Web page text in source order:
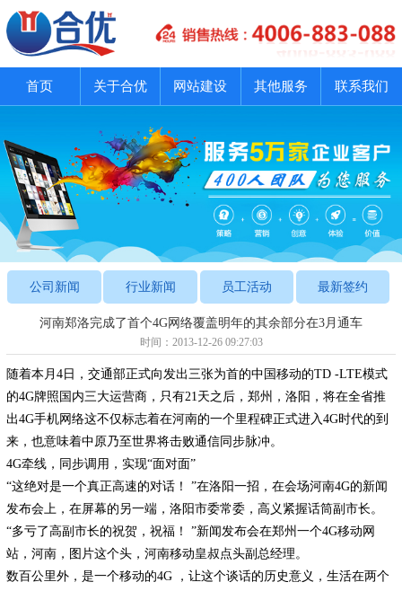
首页 关于合优 网站建设 其他服务 联系我们
公司新闻 行业新闻 员工活动 最新签约
河南郑洛完成了首个4G网络覆盖明年的其余部分在3月通车
时间：2013-12-26 09:27:03
随着本月4日，交通部正式向发出三张为首的中国移动的TD -LTE模式
的4G牌照国内三大运营商，只有21天之后，郑州，洛阳，将在全省推
出4G手机网络这不仅标志着在河南的一个里程碑正式进入4G时代的到
来，也意味着中原乃至世界将击败通信同步脉冲。
4G牵线，同步调用，实现“面对面”
“这绝对是一个真正高速的对话！ ”在洛阳一招，在会场河南4G的新闻
发布会上，在屏幕的另一端，洛阳市委常委，高义紧握话筒副市长。
“多亏了高副市长的祝贺，祝福！ ”新闻发布会在郑州一个4G移动网
站，河南，图片这个头，河南移动皇叔点头副总经理。
数百公里外，是一个移动的4G ，让这个谈话的历史意义，生活在两个